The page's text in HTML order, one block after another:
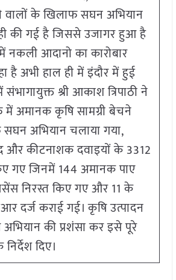
के खिलाफ सघन अभियान
की गई है जिससे उजागर हुआ है
नकली आदानो का कारोबार
है अभी हाल ही में इंदौर में हुई
श्री आकाश त्रिपाठी ने
में अमानक कृषि सामग्री बेचने
अभियान चलाया गया,
और कीटनाशक दवाइयों के 3312
गए जिनमें 144 अमानक पाए
निरस्त किए गए और 11 के
दर्ज कराई गई। कृषि उत्पादन
की प्रशंसा कर इसे पूरे
दिए।